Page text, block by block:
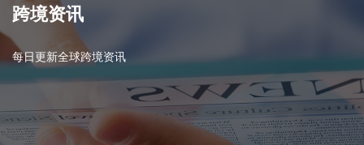
跨境资讯
每日更新全球跨境资讯